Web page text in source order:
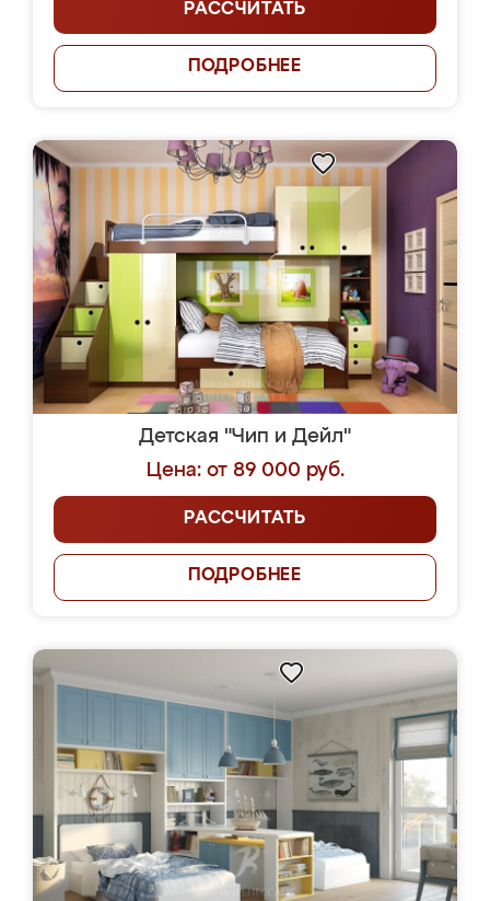
РАССЧИТАТЬ
ПОДРОБНЕЕ
Детская "Чип и Дейл"
Цена: от 89 000 руб.
РАССЧИТАТЬ
ПОДРОБНЕЕ